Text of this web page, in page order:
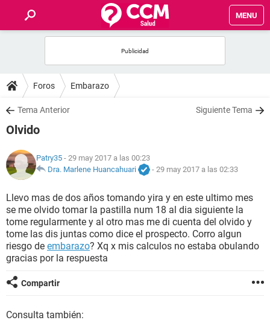
MENU
FOROS
SALUD
NUTRICIÓN
BIENESTAR
SEXUALIDAD
GLOSARIO
Foros Embarazo
Tema Anterior Siguiente Tema
Olvido
Patry35 - 29 may 2017 a las 00:23
Dra. Marlene Huancahuari
- 29 may 2017 a las 02:33
Llevo mas de dos años tomando yira y en este ultimo mes
se me olvido tomar la pastilla num 18 al dia siguiente la
tome regularmente y al otro mas me di cuenta del olvido y
tome las dis juntas como dice el prospecto. Corro algun
riesgo de embarazo? Xq x mis calculos no estaba obulando
gracias por la respuesta
Compartir
Consulta también: